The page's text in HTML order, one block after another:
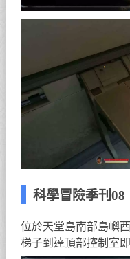
科學冒險季刊08
位於天堂島南部島嶼
梯子到達頂部控制室